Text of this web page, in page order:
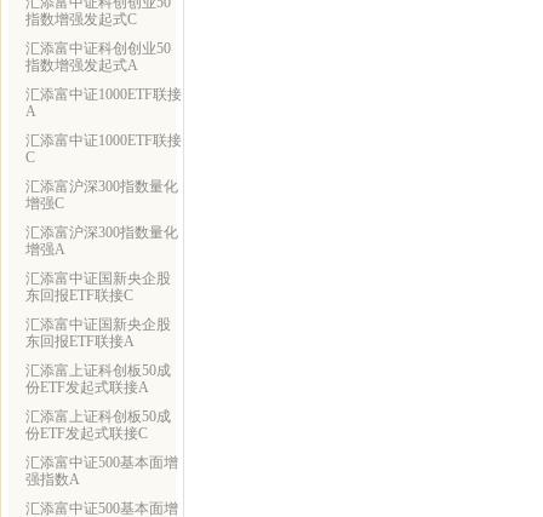
指数增强发起式C
汇添富中证科创创业50
指数增强发起式A
汇添富中证1000ETF联接
A
汇添富中证1000ETF联接
C
汇添富沪深300指数量化
增强C
汇添富沪深300指数量化
增强A
汇添富中证国新央企股
东回报ETF联接C
汇添富中证国新央企股
东回报ETF联接A
汇添富上证科创板50成
份ETF发起式联接A
汇添富上证科创板50成
份ETF发起式联接C
汇添富中证500基本面增
强指数A
汇添富中证500基本面增